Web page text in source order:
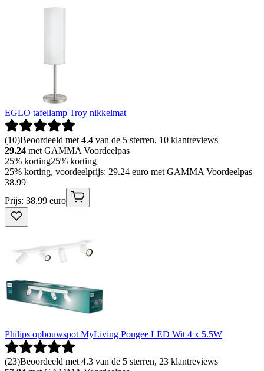
EGLO tafellamp Troy nikkelmat
(10)Beoordeeld met 4.4 van de 5 sterren, 10 klantreviews
29.24 met GAMMA Voordeelpas
25% korting25% korting
25% korting, voordeelprijs: 29.24 euro met GAMMA Voordeelpas
38.99
Prijs: 38.99 euro
Philips opbouwspot MyLiving Pongee LED Wit 4 x 5.5W
(23)Beoordeeld met 4.3 van de 5 sterren, 23 klantreviews